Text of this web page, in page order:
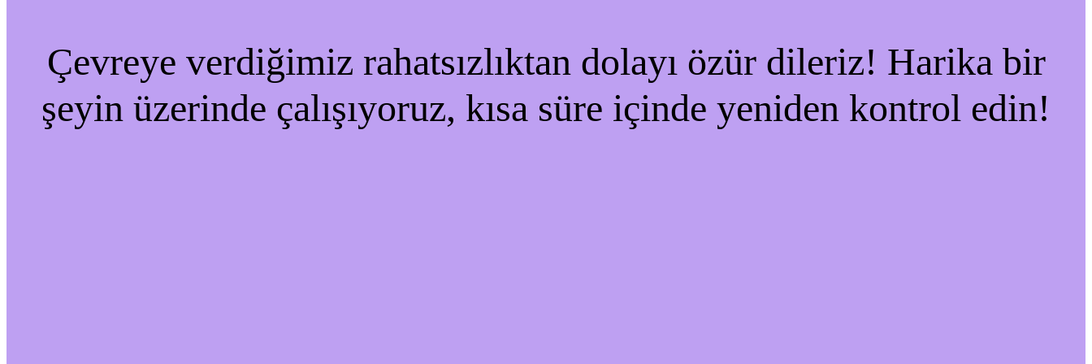
Çevreye verdiğimiz rahatsızlıktan dolayı özür dileriz! Harika bir
şeyin üzerinde çalışıyoruz, kısa süre içinde yeniden kontrol edin!